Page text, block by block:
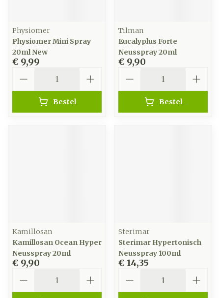
Physiomer
Physiomer Mini Spray
20ml New
€ 9,99
Bestel
Tilman
Eucalyplus Forte
Neusspray 20ml
€ 9,90
Bestel
Kamillosan
Kamillosan Ocean Hyper
Neusspray 20ml
€ 9,90
Sterimar
Sterimar Hypertonisch
Neusspray 100ml
€ 14,35